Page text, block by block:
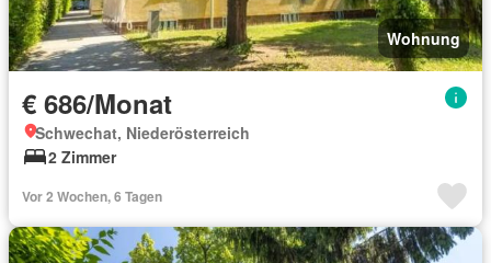
Wohnung
€ 686/Monat
Schwechat, Niederösterreich
2 Zimmer
Vor 2 Wochen, 6 Tagen